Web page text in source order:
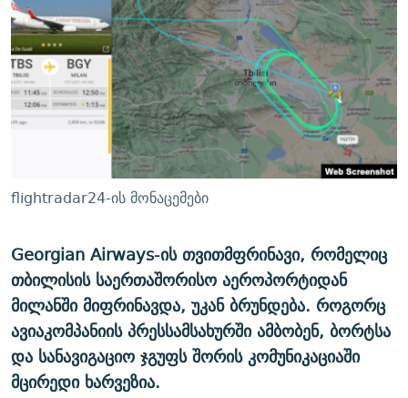
ᲛᲝᲚᲐᲞᲐᲠᲐᲙᲔ ᲢᲔᲥᲡᲢᲔᲑᲘ
ᲨᲘᲜ - ᲣᲪᲮᲝᲔᲗᲨᲘ
ᲚᲘᲢᲔᲠᲐᲢᲣᲠᲣᲚᲘ ᲬᲐᲮᲜᲐᲒᲔᲑᲘ
ᲐᲛᲔᲠᲘᲙᲣᲚᲘ ᲛᲝᲗᲮᲠᲝᲑᲐ
ᲘᲛᲞᲔᲠᲘᲐ ᲓᲐ ᲠᲐᲓᲘᲝ
ᲩᲔᲛᲘ ᲡᲘᲙᲕᲓᲘᲚᲘᲡ ᲛᲘᲖᲔᲖᲘᲐ COVID-19
11 ᲬᲔᲚᲘ - 11 ᲐᲛᲑᲐᲕᲘ
ᲡᲐᲞᲐᲠᲚᲐᲛᲔᲜᲢᲝ ᲐᲠᲩᲔᲕᲜᲔᲑᲘᲡ ᲘᲡᲢᲝᲠᲘᲐ
ᲑᲐᲕᲨᲕᲔᲑᲘ ᲞᲠᲝᲡᲢᲘᲢᲣᲪᲘᲐᲨᲘ - ᲐᲛᲝᲣᲗᲥᲛᲔᲚᲘ ᲐᲛᲑᲐᲕᲘ
5 ᲐᲛᲑᲐᲕᲘ - 20 ᲘᲕᲜᲘᲡᲡ ᲓᲐᲨᲐᲕᲔᲑᲣᲚᲔᲑᲘ
ᲐᲒᲕᲘᲡᲢᲝᲡ ᲝᲛᲘ
ᲒᲐᲛᲝᲘᲬᲔᲠᲔ
რთე/რთ-ის ყველა საიტი
flightradar24-ის მონაცემები
Georgian Airways-ის ​თვითმფრინავი, რომელიც
თბილისის საერთაშორისო აეროპორტიდან
მილანში მიფრინავდა, უკან ბრუნდება. როგორც
ავიაკომპანიის პრესსამსახურში ამბობენ, ბორტსა
და სანავიგაციო ჯგუფს შორის კომუნიკაციაში
მცირედი ხარვეზია.